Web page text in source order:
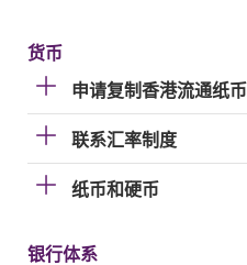
货币
申请复制香港流通纸币
联系汇率制度
纸币和硬币
银行体系